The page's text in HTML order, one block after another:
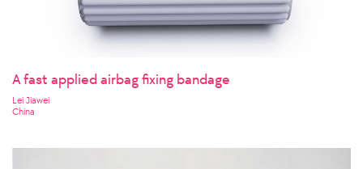
A fast applied airbag fixing bandage
Lei Jiawei
China